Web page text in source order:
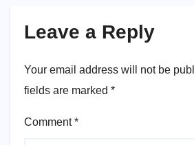
Leave a Reply
Your email address will not be
fields are marked *
Comment*